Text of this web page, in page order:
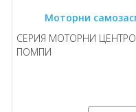
Моторни
СЕРИЯ МОТОРНИ
ПОМПИ